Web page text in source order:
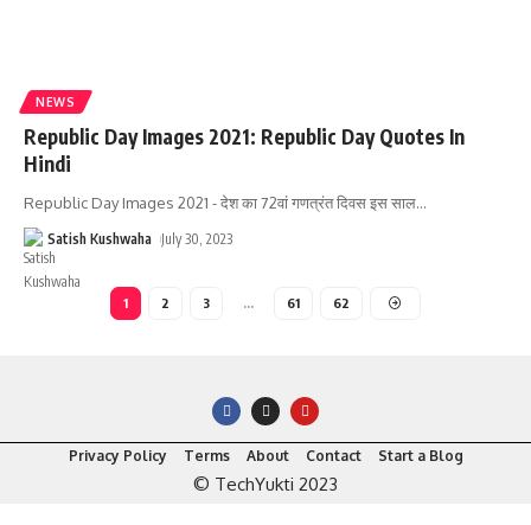
NEWS
Republic Day Images 2021: Republic Day Quotes In
Hindi
Republic Day Images 2021 - देश का 72वां गणत्रंत दिवस इस साल…
Satish Kushwaha July 30, 2023
1 2 3 … 61 62
Privacy Policy Terms About Contact Start a Blog
© TechYukti 2023